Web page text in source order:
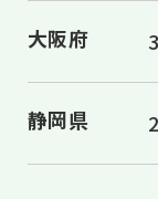
大阪府
静岡県